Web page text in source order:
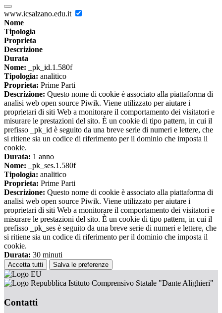
www.icsalzano.edu.it
Nome
Tipologia
Proprieta
Descrizione
Durata
Nome: _pk_id.1.580f
Tipologia: analitico
Proprieta: Prime Parti
Descrizione: Questo nome di cookie è associato alla piattaforma di
analisi web open source Piwik. Viene utilizzato per aiutare i
proprietari di siti Web a monitorare il comportamento dei visitatori e
misurare le prestazioni del sito. È un cookie di tipo pattern, in cui il
prefisso _pk_id è seguito da una breve serie di numeri e lettere, che
si ritiene sia un codice di riferimento per il dominio che imposta il
cookie.
Durata: 1 anno
Nome: _pk_ses.1.580f
Tipologia: analitico
Proprieta: Prime Parti
Descrizione: Questo nome di cookie è associato alla piattaforma di
analisi web open source Piwik. Viene utilizzato per aiutare i
proprietari di siti Web a monitorare il comportamento dei visitatori e
misurare le prestazioni del sito. È un cookie di tipo pattern, in cui il
prefisso _pk_ses è seguito da una breve serie di numeri e lettere, che
si ritiene sia un codice di riferimento per il dominio che imposta il
cookie.
Durata: 30 minuti
Accetta tutti Salva le preferenze
Istituto Comprensivo Statale "Dante Alighieri"
Contatti